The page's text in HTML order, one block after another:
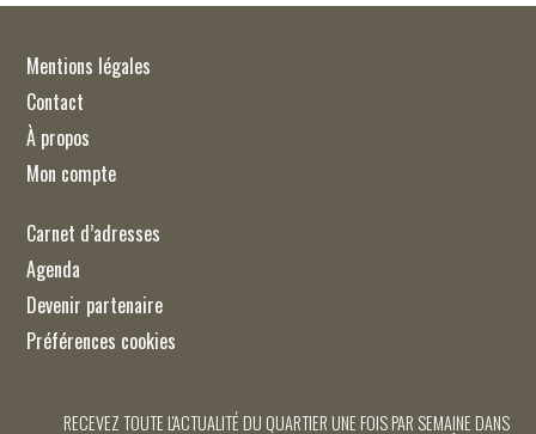
Mentions légales
Contact
À propos
Mon compte
Carnet d’adresses
Agenda
Devenir partenaire
Préférences cookies
RECEVEZ TOUTE L'ACTUALITÉ DU QUARTIER UNE FOIS PAR SEMAINE DANS